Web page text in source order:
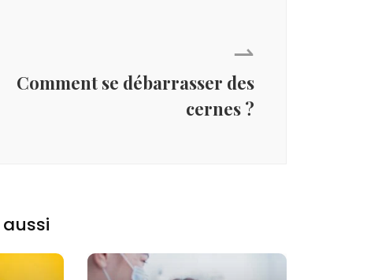
⇀
Comment se débarrasser des
cernes ?